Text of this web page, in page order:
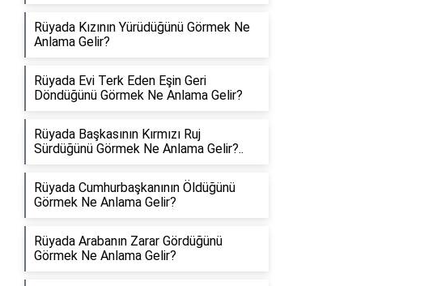
Rüyada Kızının Yürüdüğünü Görmek Ne
Anlama Gelir?
Rüyada Evi Terk Eden Eşin Geri
Döndüğünü Görmek Ne Anlama Gelir?
Rüyada Başkasının Kırmızı Ruj
Sürdüğünü Görmek Ne Anlama Gelir?..
Rüyada Cumhurbaşkanının Öldüğünü
Görmek Ne Anlama Gelir?
Rüyada Arabanın Zarar Gördüğünü
Görmek Ne Anlama Gelir?